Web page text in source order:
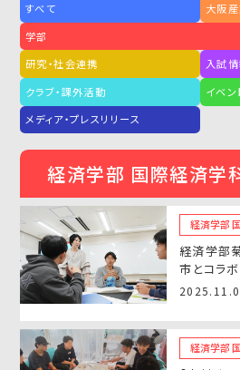
経済学部 国際経済学
経済学部
経済学部
市とコラ
サート」を
経済学部
すべて
大阪
学部
研究・社会連携
入試情
クラブ・課外活動
イベン
メディア・プレスリリース